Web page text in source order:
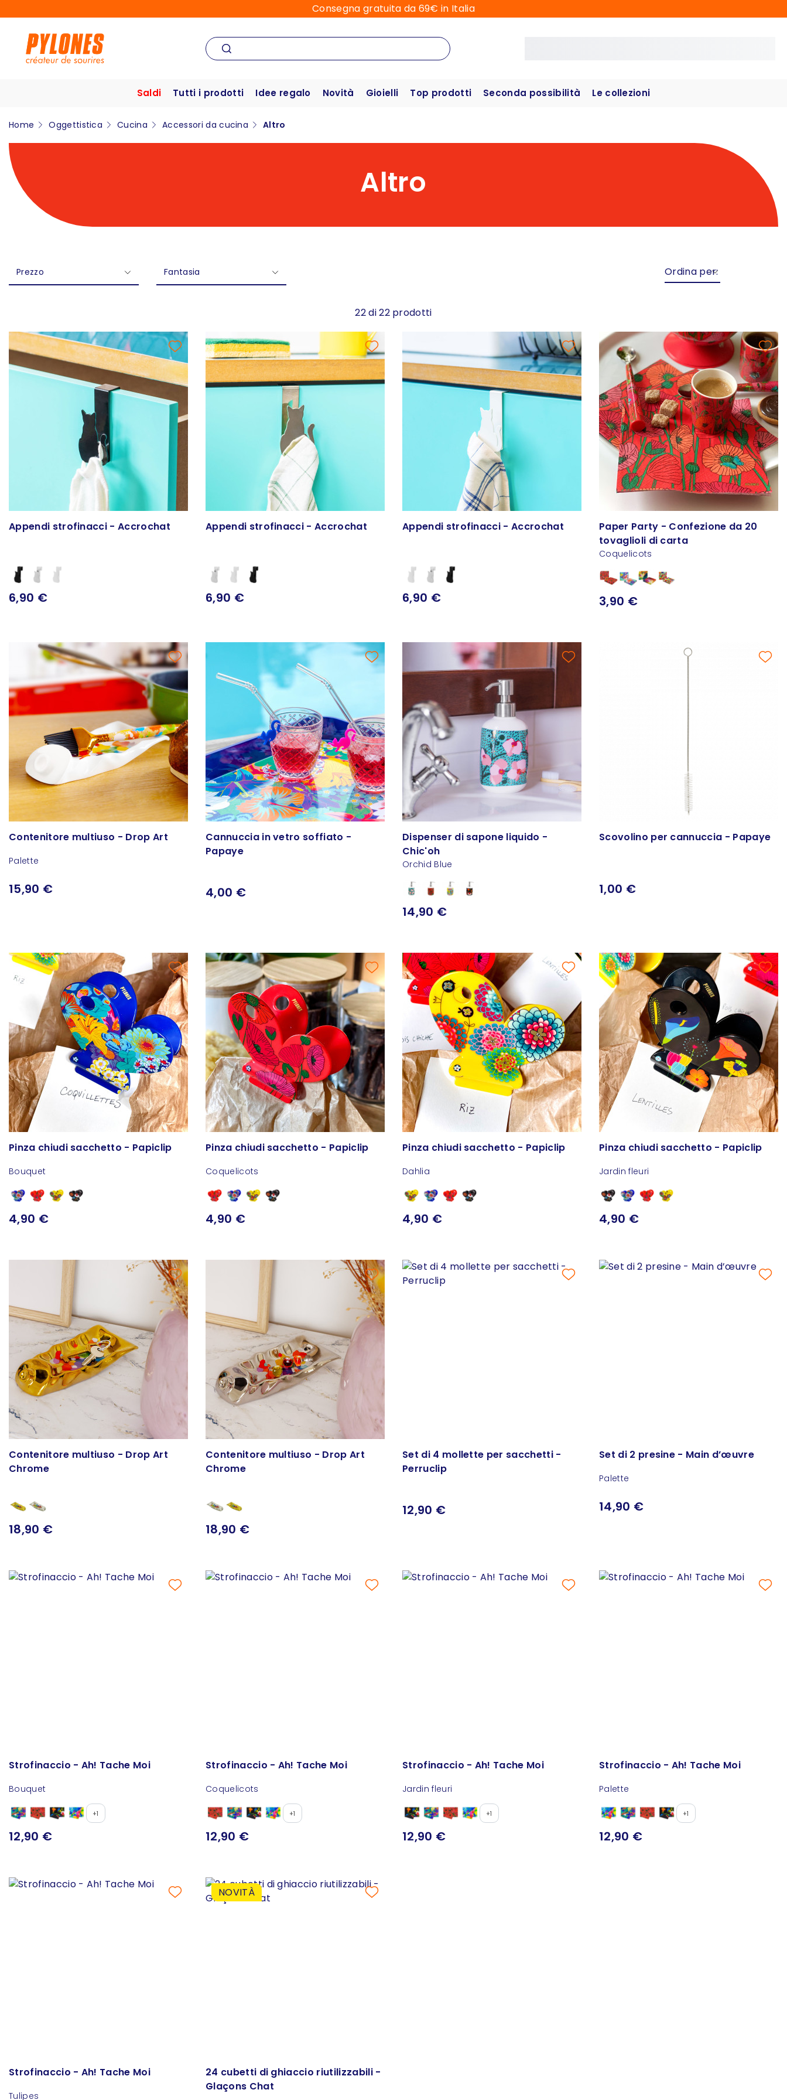
Consegna gratuita da 69€ in Italia
Saldi Tutti i prodotti Idee regalo Novità Gioielli Top prodotti Seconda possibilità Le collezioni
Home Oggettistica Cucina Accessori da cucina Altro
Altro
Prezzo Fantasia Ordina per:
22 di 22 prodotti
Appendi strofinacci - Accrochat
6,90 €
Appendi strofinacci - Accrochat
6,90 €
Appendi strofinacci - Accrochat
6,90 €
Paper Party - Confezione da 20
tovaglioli di carta
Coquelicots
3,90 €
Contenitore multiuso - Drop Art
Palette
15,90 €
Cannuccia in vetro soffiato -
Papaye
4,00 €
Dispenser di sapone liquido -
Chic'oh
Orchid Blue
14,90 €
Scovolino per cannuccia - Papaye
1,00 €
Pinza chiudi sacchetto - Papiclip
Bouquet
4,90 €
Pinza chiudi sacchetto - Papiclip
Coquelicots
4,90 €
Pinza chiudi sacchetto - Papiclip
Dahlia
4,90 €
Pinza chiudi sacchetto - Papiclip
Jardin fleuri
4,90 €
Contenitore multiuso - Drop Art
Chrome
18,90 €
Contenitore multiuso - Drop Art
Chrome
18,90 €
Set di 4 mollette per sacchetti -
Perruclip
12,90 €
Set di 2 presine - Main d’œuvre
Palette
14,90 €
Strofinaccio - Ah! Tache Moi
Bouquet
+1
12,90 €
Strofinaccio - Ah! Tache Moi
Coquelicots
+1
12,90 €
Strofinaccio - Ah! Tache Moi
Jardin fleuri
+1
12,90 €
Strofinaccio - Ah! Tache Moi
Palette
+1
12,90 €
Strofinaccio - Ah! Tache Moi
Tulipes
NOVITÀ
24 cubetti di ghiaccio riutilizzabili -
Glaçons Chat